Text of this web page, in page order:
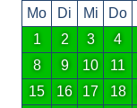
Mo
Di Mi Do
1
2 3 4
8
9 10 11
15
16 17 18